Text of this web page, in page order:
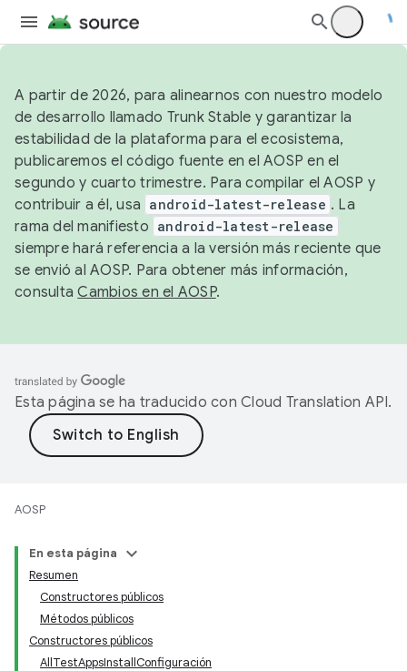
A partir de 2026, para alinearnos con nuestro modelo
de desarrollo llamado Trunk Stable y garantizar la
estabilidad de la plataforma para el ecosistema,
publicaremos el código fuente en el AOSP en el
segundo y cuarto trimestre. Para compilar el AOSP y
contribuir a él, usa android-latest-release . La
rama del manifiesto android-latest-release
siempre hará referencia a la versión más reciente que
se envió al AOSP. Para obtener más información,
consultaCambios en el AOSP.
Esta página se ha traducido con Cloud Translation API.
AOSP
En esta página
Resumen
Constructores públicos
Métodos públicos
Constructores públicos
AllTestAppsInstallConfiguración